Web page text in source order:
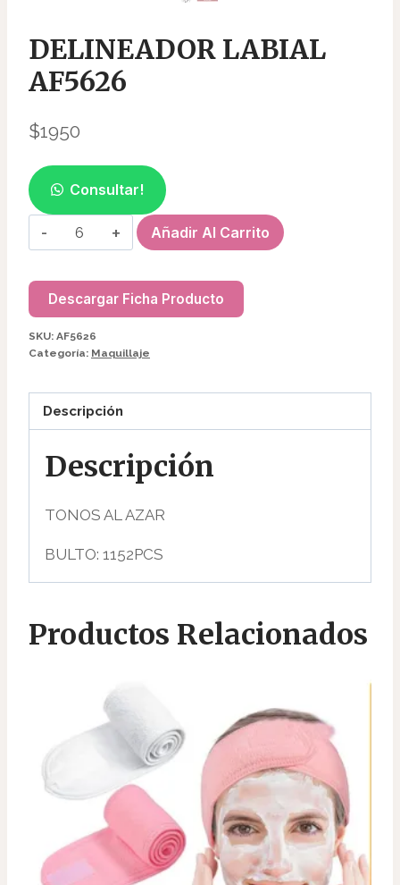
DELINEADOR LABIAL
AF5626
$1950
Consultar!
DELINEADOR
LABIAL
cantidad
Añadir Al Carrito
Descargar Ficha Producto
SKU: AF5626
Categoría: Maquillaje
Descripción
Descripción
TONOS AL AZAR
BULTO: 1152PCS
Productos Relacionados